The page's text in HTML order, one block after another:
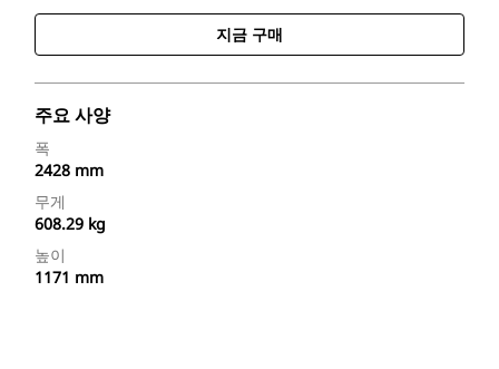
지금 구매
주요 사양
폭
2428 mm
무게
608.29 kg
높이
1171 mm